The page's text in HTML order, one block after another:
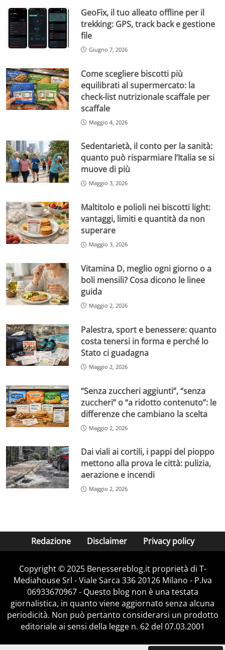
GeoFix, il tuo alleato offline per il
trekking: GPS, track back e gestione
file
Giugno 7, 2026
Come scegliere biscotti più
equilibrati al supermercato: la
check-list nutrizionale scaffale per
scaffale
Maggio 4, 2026
Sedentarietà, il conto per la sanità:
quanto può risparmiare l’Italia se si
muove di più
Maggio 3, 2026
Maltitolo e polioli nei biscotti light:
vantaggi, limiti e quantità da non
superare
Maggio 3, 2026
Vitamina D, meglio ogni giorno o a
boli mensili? Cosa dicono le linee
guida
Maggio 2, 2026
Palestra, sport e benessere: quanto
costa tenersi in forma e perché lo
Stato ci guadagna
Maggio 2, 2026
“Senza zuccheri aggiunti”, “senza
zuccheri” o “a ridotto contenuto”: le
differenze che cambiano la scelta
Maggio 2, 2026
Dai viali ai cortili, i pappi del pioppo
mettono alla prova le città: pulizia,
aerazione e incendi
Maggio 2, 2026
Redazione Disclaimer Privacy policy
Copyright © 2025 Benessereblog.it proprietà di T-
Mediahouse Srl - Viale Sarca 336 20126 Milano - P.Iva
06933670967 - Questo blog non è una testata
giornalistica, in quanto viene aggiornato senza alcuna
periodicità. Non può pertanto considerarsi un prodotto
editoriale ai sensi della legge n. 62 del 07.03.2001